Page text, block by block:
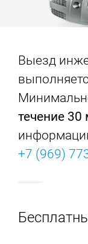
Выезд
течение 30
+7 (969)